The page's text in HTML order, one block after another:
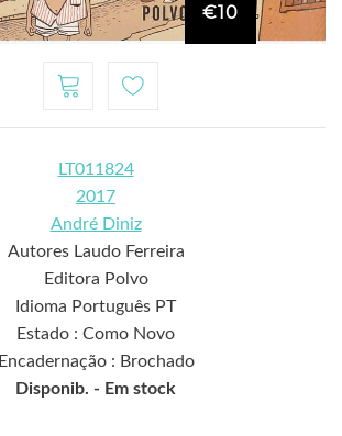
€10
LT011824
2017
André Diniz
Autores Laudo Ferreira
Editora Polvo
Idioma Português PT
Estado : Como Novo
Encadernação : Brochado
Disponib. - Em stock